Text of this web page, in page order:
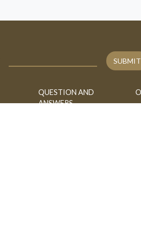
SUBMIT
QUESTION AND
ANSWERS